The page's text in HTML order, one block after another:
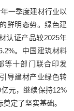
一季度建材行业以
鲜明态势。绿色建
认证产品较2025年
。中国建筑材料
等十部门联合印发
导建材产业绿色转
元，继续保持12%
定了坚实基础。